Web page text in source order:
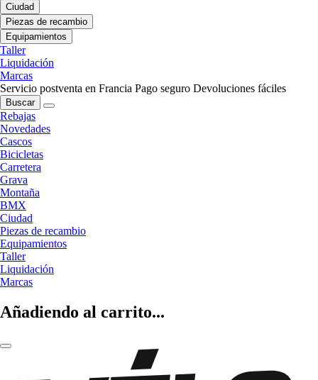
Ciudad
Piezas de recambio
Equipamientos
Taller
Liquidación
Marcas
Servicio postventa en Francia Pago seguro Devoluciones fáciles
Buscar
Rebajas
Novedades
Cascos
Bicicletas
Carretera
Grava
Montaña
BMX
Ciudad
Piezas de recambio
Equipamientos
Taller
Liquidación
Marcas
Añadiendo al carrito...